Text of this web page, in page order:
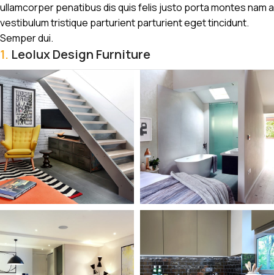
ullamcorper penatibus dis quis felis justo porta montes nam a
vestibulum tristique parturient parturient eget tincidunt.
Semper dui.
1. Leolux Design Furniture